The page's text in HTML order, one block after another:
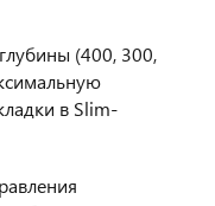
(400, 300,
в Slim-